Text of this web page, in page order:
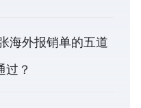
海外报销单的五道
过？